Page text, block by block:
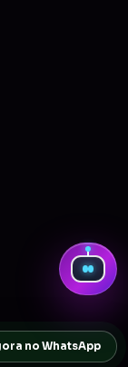
no WhatsApp